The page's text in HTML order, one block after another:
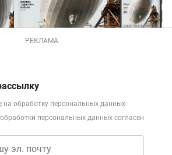
РЕКЛАМА
на обработку персональных данных
обработки персональных данных согласен